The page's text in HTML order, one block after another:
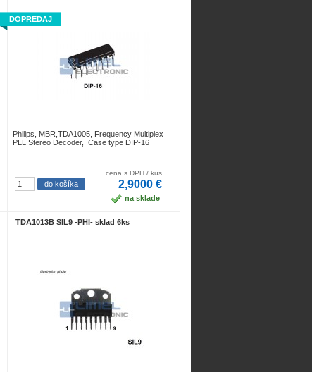
DOPREDAJ
Philips, MBR,TDA1005, Frequency Multiplex
PLL Stereo Decoder, Case type DIP-16
cena s DPH / kus
2,9000 €
na sklade
TDA1013B SIL9 -PHI- sklad 6ks